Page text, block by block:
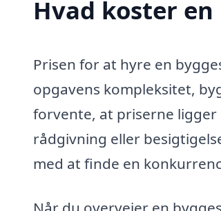
Hvad koster
Prisen for at hyre en
opgavens kompleksitet,
forvente, at priserne
rådgivning eller
med at finde en